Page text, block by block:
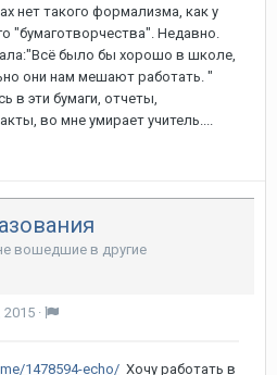
нет такого формализма, как у
"бумаготворчества". Недавно.
было бы хорошо в школе,
они нам мешают работать. "
в эти бумаги, отчеты,
во мне умирает учитель....
вошедшие в другие
2015 ·
1478594-echo/ Хочу работать в